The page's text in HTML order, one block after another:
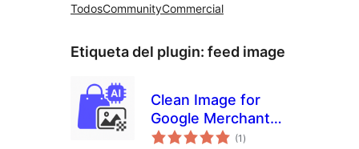
TodosCommunityCommercial
Etiqueta del plugin: feed image
Clean Image for
Google Merchant
(WC)
(1 total
de
)